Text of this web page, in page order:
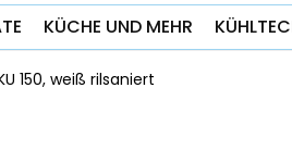
KÜCHE UND MEHR
150, weiß rilsaniert